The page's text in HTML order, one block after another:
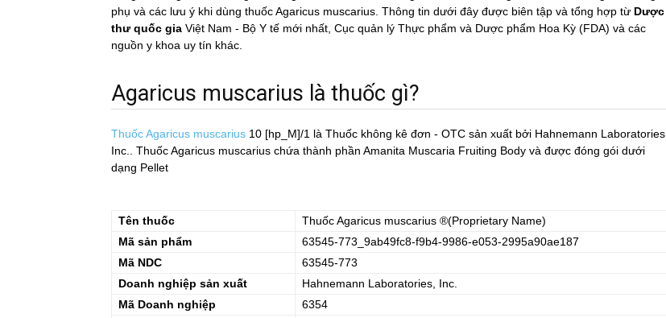
phụ và các lưu ý khi dùng thuốc Agaricus muscarius. Thông tin dưới đây được biên tập và tổng hợp từ Dược
thư quốc gia Việt Nam - Bộ Y tế mới nhất, Cục quản lý Thực phẩm và Dược phẩm Hoa Kỳ (FDA) và các
nguồn y khoa uy tín khác.
Agaricus muscarius là thuốc gì?
Thuốc Agaricus muscarius 10 [hp_M]/1 là Thuốc không kê đơn - OTC sản xuất bởi Hahnemann Laboratories,
Inc.. Thuốc Agaricus muscarius chứa thành phần Amanita Muscaria Fruiting Body và được đóng gói dưới
dạng Pellet
Tên thuốc ThuốcAgaricus muscarius ®(Proprietary Name)
Mã sản phẩm
63545-773_9ab49fc8-f9b4-9986-e053-2995a90ae187
Mã NDC
63545-773
Doanh nghiệp sản xuất
Hahnemann Laboratories, Inc.
Mã Doanh nghiệp
6354